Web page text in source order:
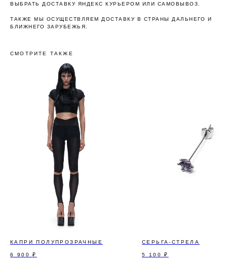
ВЫБРАТЬ ДОСТАВКУ ЯНДЕКС КУРЬЕРОМ ИЛИ САМОВЫВОЗ.
ТАКЖЕ МЫ ОСУЩЕСТВЛЯЕМ ДОСТАВКУ В СТРАНЫ ДАЛЬНЕГО И
БЛИЖНЕГО ЗАРУБЕЖЬЯ.
СМОТРИТЕ ТАКЖЕ
КАПРИ ПОЛУПРОЗРАЧНЫЕ
6 900 ₽
СЕРЬГА-СТРЕЛА
5 100 ₽